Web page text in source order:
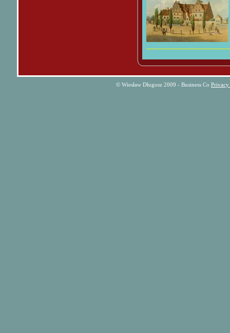
© Wiesław Długosz 2009 - Business Co